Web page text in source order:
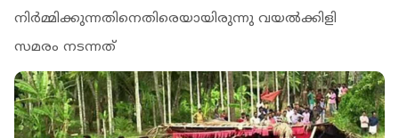
നിര്‍മ്മിക്കുന്നതിനെതിരെയായിരുന്നു വയല്‍ക്കിളി
സമരം നടന്നത്